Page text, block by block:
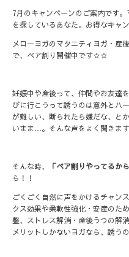
7月のキャンペーンのご案内です
を探しているあなた。お得なキャ
メローヨガのマタニティヨガ・産
で、ペア割り開催中です☆☆
妊娠中や産後って、仲間やお友達
びに行こうって誘うのは意外とハ
が難しい、断られたら嫌だな、と
いまま…。そんな声をよく聞きます
そんな時、 「ペア割りやってるか
ら！！
ごくごく自然に声をかけるチャン
クス効果や柔軟性強化・安産のた
整、ストレス解消・産後うつの解
メリットしかないヨガなら、誘う